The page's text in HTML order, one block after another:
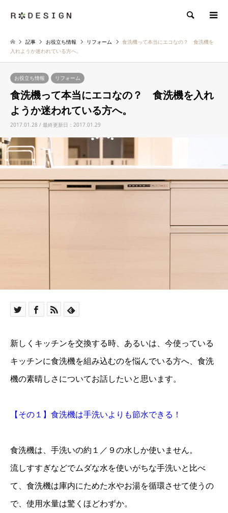
検索
記事 お役立ち情報 リフォーム
食洗機って本当にエコなの？ 食洗機を
入れようか迷われている方へ。
お役立ち情報 リフォーム
食洗機って本当にエコなの？ 食洗機を入れ
ようか迷われている方へ。
2017.01.28 / 最終更新日：2017.01.29
新しくキッチンを交換する時、あるいは、今使っている
キッチンに食洗機を組み込むのを悩んでいる方へ、食洗
機の素晴しさについてお話したいと思います。
【その１】食洗機は手洗いよりも節水できる！
食洗機は、手洗いの約１／９の水しか使いません。
流しすすぎなどでムダな水を使いがちな手洗いと比べ
て、食洗機は庫内にためた水やお湯を循環させて使うの
で、使用水量は驚くほどわずか。